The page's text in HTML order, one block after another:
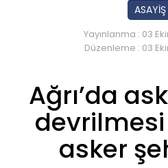
ASAYİŞ
Yayınlanma : 03
Düzenleme : 03
Ağrı’da
devrilmesi
asker